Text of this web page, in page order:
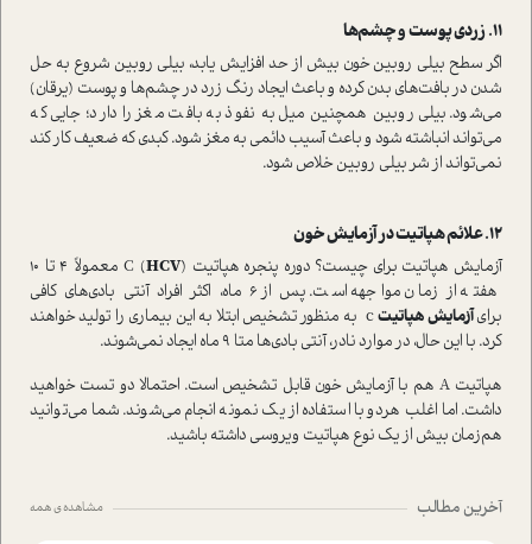
اگر سطح بیلی روبین خون بیش از حد افزایش یابد، بیلی روبین شروع به حل
شدن در بافت‌های بدن کرده و باعث ایجاد رنگ زرد در چشم‌ها و پوست (یرقان)
می‌شود. بیلی روبین همچنین میل به نفوذ به بافت مغز را دارد؛ جایی که
می‌تواند انباشته شود و باعث آسیب دائمی به مغز شود. کبدی که ضعیف کار کند
نمی‌تواند از شر بیلی روبین خلاص شود.
آزمایش هپاتیت برای چیست؟ دوره پنجره هپاتیت C ( HCV
) معمولاً ۴ تا ۱۰
هفته از زمان مواجهه ا‌ست. پس از ۶ ماه، اکثر افراد آنتی بادی‌های کافی
برایآزمایش هپاتیت
c به منظور تشخیص ابتلا به این بیماری را تولید خواهند
کرد. با این حال، در موارد نادر، آنتی بادی‌ها متا ۹ ماه ایجاد نمی‌شوند.
هپاتیت A هم با آزمایش خون قابل تشخیص ا‌ست. احتمالا دو تست خواهید
داشت. اما اغلب هر‌دو با ا‌ستفاده از یک نمونه انجام می‌شوند. شما می‌توانید
هم‌زمان بیش از یک نوع هپاتیت ویروسی داشته باشید.
آخرین مطالب مشاهده ی همه